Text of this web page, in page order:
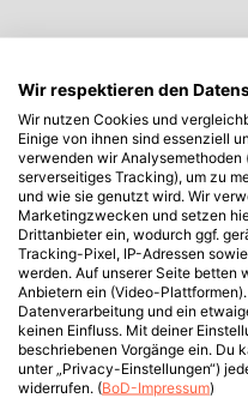
Wir respektieren den
Wir nutzen Cookies und
Einige von ihnen sind essenziell
verwenden wir Analysemethoden
serverseitiges Tracking), um zu
und wie sie genutzt wird. Wir
Marketingzwecken und setzen
Drittanbieter ein, wodurch ggf.
Tracking-Pixel, IP-Adressen
werden. Auf unserer Seite betten
Anbietern ein (Video-
Datenverarbeitung und ein
keinen Einfluss. Mit deiner
beschriebenen Vorgänge ein. Du
unter „Privacy-Einstellungen“)
widerrufen. (BoD-Impressum)